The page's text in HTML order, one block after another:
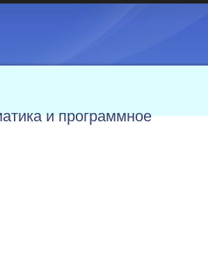
и программное